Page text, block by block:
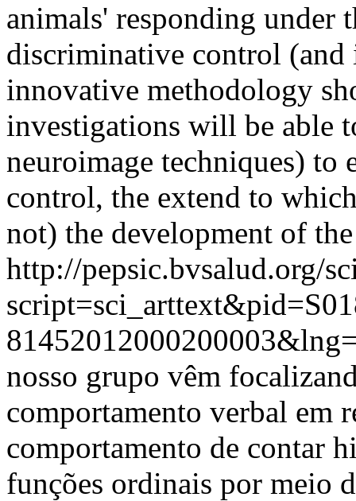
animals' responding under
discriminative control (and
innovative methodology
investigations will be able
neuroimage techniques) to
control, the extend to
not) the development of
http://pepsic.bvsalud.org/
nosso grupo vêm
comportamento verbal em
comportamento de contar
funções ordinais por meio